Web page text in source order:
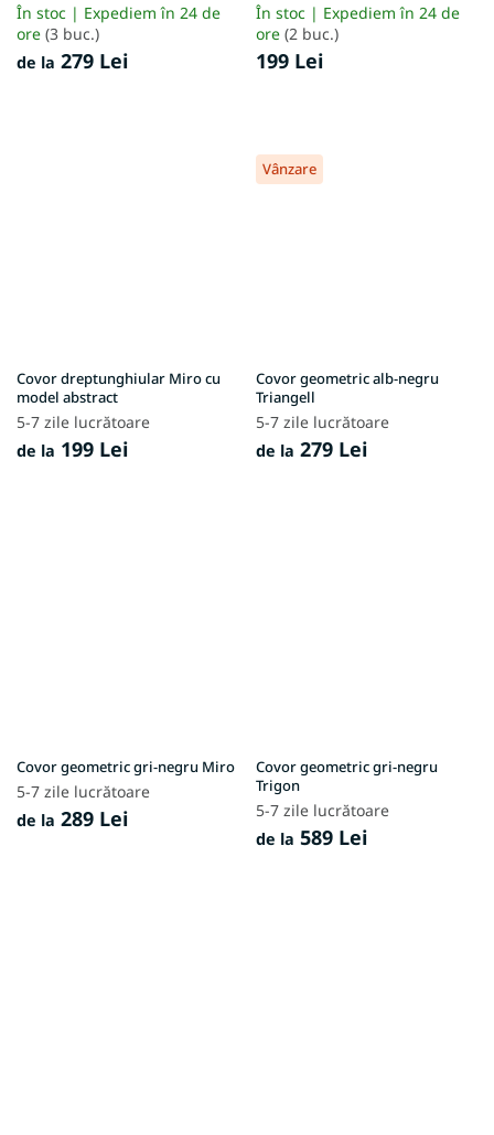
În stoc | Expediem în 24 de
ore (3 buc.)
de la 279 Lei
În stoc | Expediem în 24 de
ore (2 buc.)
199 Lei
Covor dreptunghiular Miro cu
model abstract
5-7 zile lucrătoare
de la 199 Lei
Vânzare
Covor geometric alb-negru
Triangell
5-7 zile lucrătoare
de la 279 Lei
Covor geometric gri-negru Miro
5-7 zile lucrătoare
de la 289 Lei
Covor geometric gri-negru
Trigon
5-7 zile lucrătoare
de la 589 Lei